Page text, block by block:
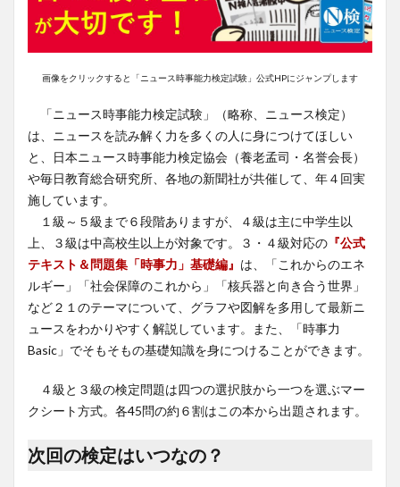
画像をクリックすると「ニュース時事能力検定試験」公式HPにジャンプします
「ニュース時事能力検定試験」（略称、ニュース検定）
は、ニュースを読み解く力を多くの人に身につけてほしい
と、日本ニュース時事能力検定協会（養老孟司・名誉会長）
や毎日教育総合研究所、各地の新聞社が共催して、年４回実
施しています。
１級～５級まで６段階ありますが、４級は主に中学生以
上、３級は中高校生以上が対象です。３・４級対応の 『公式
テキスト＆問題集「時事力」基礎編』 は、「これからのエネ
ルギー」「社会保障のこれから」「核兵器と向き合う世界」
など２１のテーマについて、グラフや図解を多用して最新ニ
ュースをわかりやすく解説しています。また、「時事力
Basic」でそもそもの基礎知識を身につけることができます。
４級と３級の検定問題は四つの選択肢から一つを選ぶマー
クシート方式。各45問の約６割はこの本から出題されます。
次回の検定はいつなの？